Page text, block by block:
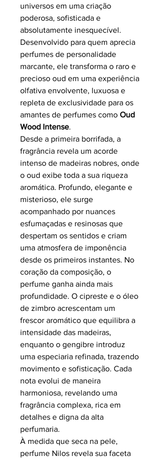
universos em uma criação
poderosa, sofisticada e
absolutamente inesquecível.
Desenvolvido para quem aprecia
perfumes de personalidade
marcante, ele transforma o raro e
precioso oud em uma experiência
olfativa envolvente, luxuosa e
repleta de exclusividade para os
amantes de perfumes como Oud
Wood Intense.
Desde a primeira borrifada, a
fragrância revela um acorde
intenso de madeiras nobres, onde
o oud exibe toda a sua riqueza
aromática. Profundo, elegante e
misterioso, ele surge
acompanhado por nuances
esfumaçadas e resinosas que
despertam os sentidos e criam
uma atmosfera de imponência
desde os primeiros instantes. No
coração da composição, o
perfume ganha ainda mais
profundidade. O cipreste e o óleo
de zimbro acrescentam um
frescor aromático que equilibra a
intensidade das madeiras,
enquanto o gengibre introduz
uma especiaria refinada, trazendo
movimento e sofisticação. Cada
nota evolui de maneira
harmoniosa, revelando uma
fragrância complexa, rica em
detalhes e digna da alta
perfumaria.
À medida que seca na pele,
perfume Nilos revela sua faceta